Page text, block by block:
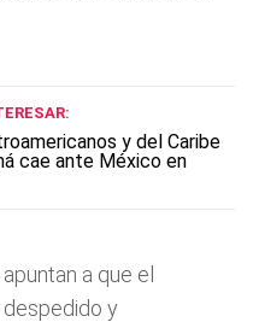
y del Caribe
cae ante México en
a que el
y